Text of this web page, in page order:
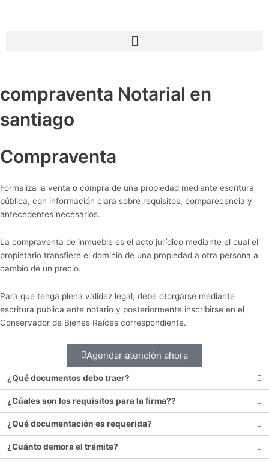
compraventa Notarial en
santiago
Compraventa
Formaliza la venta o compra de una propiedad mediante escritura
pública, con información clara sobre requisitos, comparecencia y
antecedentes necesarios.
La compraventa de inmueble es el acto jurídico mediante el cual el
propietario transfiere el dominio de una propiedad a otra persona a
cambio de un precio.
Para que tenga plena validez legal, debe otorgarse mediante
escritura pública ante notario y posteriormente inscribirse en el
Conservador de Bienes Raíces correspondiente.
Agendar atención ahora
¿Qué documentos debo traer?
¿Cúales son los requisitos para la firma??
¿Qué documentación es requerida?
¿Cuánto demora el trámite?